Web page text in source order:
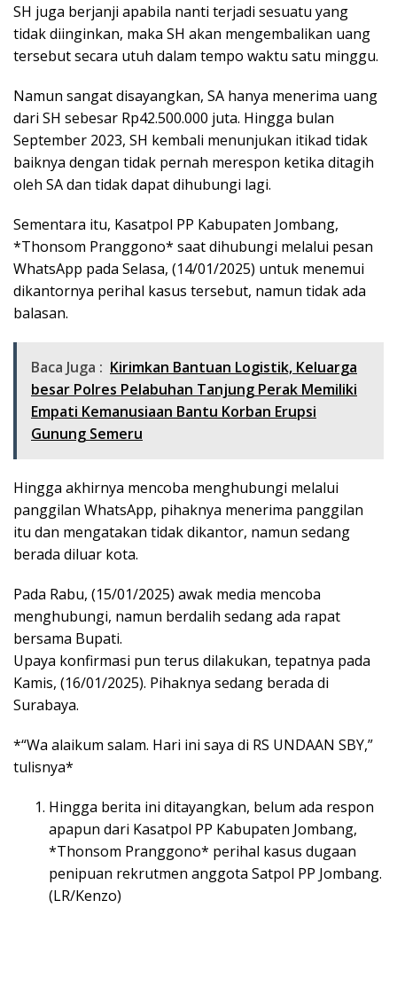
SH juga berjanji apabila nanti terjadi sesuatu yang
tidak diinginkan, maka SH akan mengembalikan uang
tersebut secara utuh dalam tempo waktu satu minggu.
Namun sangat disayangkan, SA hanya menerima uang
dari SH sebesar Rp42.500.000 juta. Hingga bulan
September 2023, SH kembali menunjukan itikad tidak
baiknya dengan tidak pernah merespon ketika ditagih
oleh SA dan tidak dapat dihubungi lagi.
Sementara itu, Kasatpol PP Kabupaten Jombang,
*Thonsom Pranggono* saat dihubungi melalui pesan
WhatsApp pada Selasa, (14/01/2025) untuk menemui
dikantornya perihal kasus tersebut, namun tidak ada
balasan.
Baca Juga : Kirimkan Bantuan Logistik, Keluarga
besar Polres Pelabuhan Tanjung Perak Memiliki
Empati Kemanusiaan Bantu Korban Erupsi
Gunung Semeru
Hingga akhirnya mencoba menghubungi melalui
panggilan WhatsApp, pihaknya menerima panggilan
itu dan mengatakan tidak dikantor, namun sedang
berada diluar kota.
Pada Rabu, (15/01/2025) awak media mencoba
menghubungi, namun berdalih sedang ada rapat
bersama Bupati.
Upaya konfirmasi pun terus dilakukan, tepatnya pada
Kamis, (16/01/2025). Pihaknya sedang berada di
Surabaya.
*“Wa alaikum salam. Hari ini saya di RS UNDAAN SBY,”
tulisnya*
Hingga berita ini ditayangkan, belum ada respon
apapun dari Kasatpol PP Kabupaten Jombang,
*Thonsom Pranggono* perihal kasus dugaan
penipuan rekrutmen anggota Satpol PP Jombang.
(LR/Kenzo)